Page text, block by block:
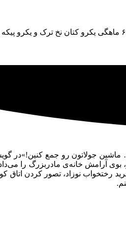
جولاتون رو جمع کنین!»در
آرامش خانه‌ی مادربزرگ را
رختخواب نوزاد، تصور کردن